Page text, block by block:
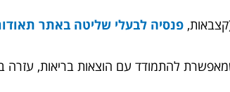
פנסיה לבעלי שליטה באתר
להתמודד עם הוצאות בריאות, עזרה